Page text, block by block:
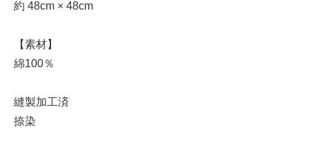
約 48cm × 48cm
【素材】
綿100％
縫製加工済
捺染